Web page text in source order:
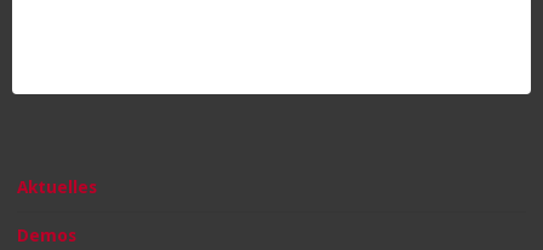
Aktuelles
Demos